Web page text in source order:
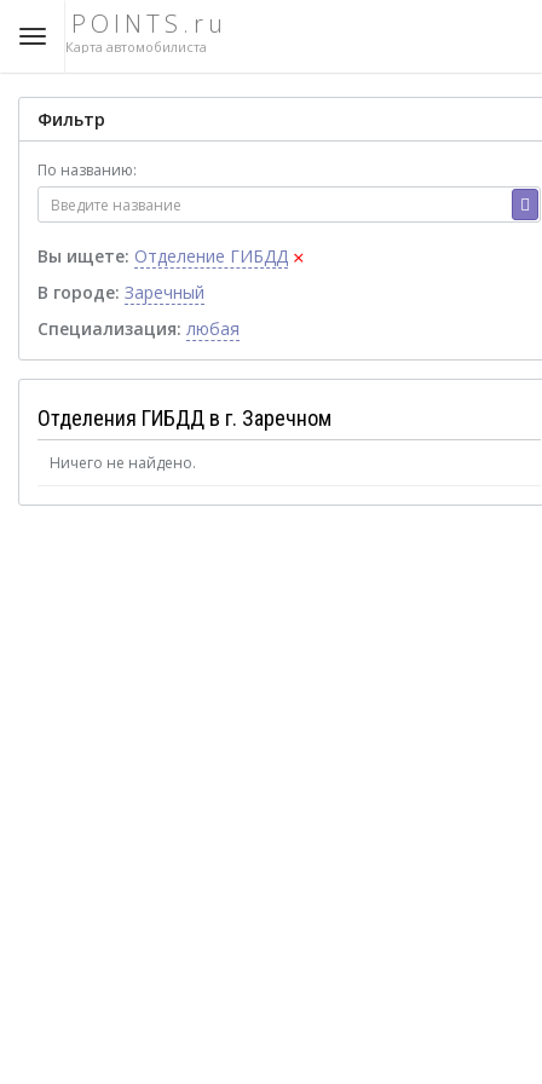
POINTS.ru
Карта автомобилиста
Фильтр
По названию:
Вы ищете: Отделение ГИБДД ×
В городе: Заречный
Специализация: любая
Отделения ГИБДД в г. Заречном
Ничего не найдено.